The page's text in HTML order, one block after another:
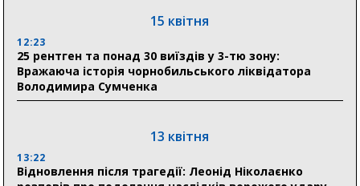
21:01
До 19 400 гривень на паливо: Пенсійний фонд
Сумщини пояснив, як отримати допомогу на зиму
«Укрексімбанк» припиняє виплату пенсій: у
людям
15 квітня
12:23
25 рентген та понад 30 виїздів у 3-тю зону:
Вражаюча історія чорнобильського ліквідатора
Володимира Сумченка
13 квітня
13:22
Відновлення після трагедії: Леонід Ніколаєнко